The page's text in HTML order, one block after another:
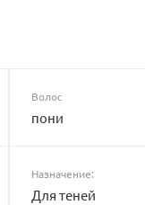
Волос
пони
Назначение:
Для теней